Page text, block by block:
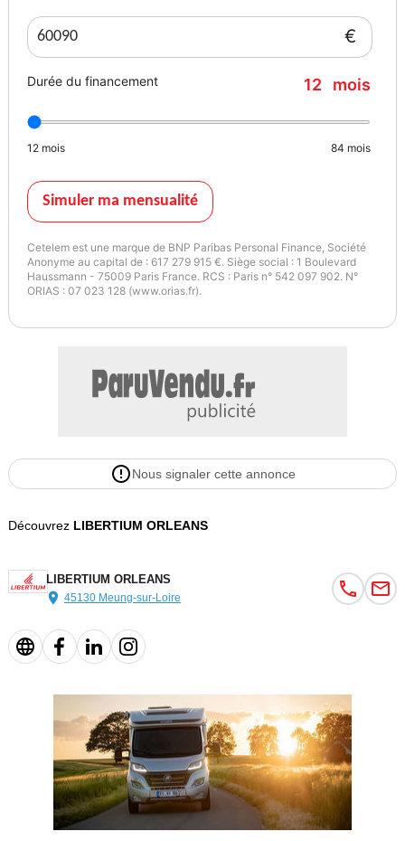
€
Durée du financement 12 mois
12 mois 84 mois
Simuler ma mensualité
Cetelem est une marque de BNP Paribas Personal Finance, Société
Anonyme au capital de : 617 279 915 €. Siège social : 1 Boulevard
Haussmann - 75009 Paris France. RCS : Paris n° 542 097 902. N°
ORIAS : 07 023 128 (www.orias.fr).
Nous signaler cette annonce
Découvrez LIBERTIUM ORLEANS
LIBERTIUM ORLEANS
45130 Meung-sur-Loire